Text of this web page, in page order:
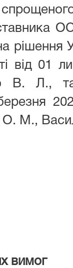
рішення
від 01
В. Л.,
О. М.,
вимог